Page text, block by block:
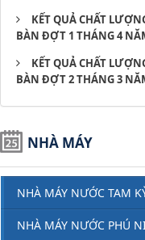
KẾT QUẢ CHẤT
BÀN ĐỢT 1 THÁNG 4
KẾT QUẢ CHẤT
BÀN ĐỢT 2 THÁNG 3
NHÀ MÁY
NHÀ MÁY NƯỚC TAM
NHÀ MÁY NƯỚC PHÚ